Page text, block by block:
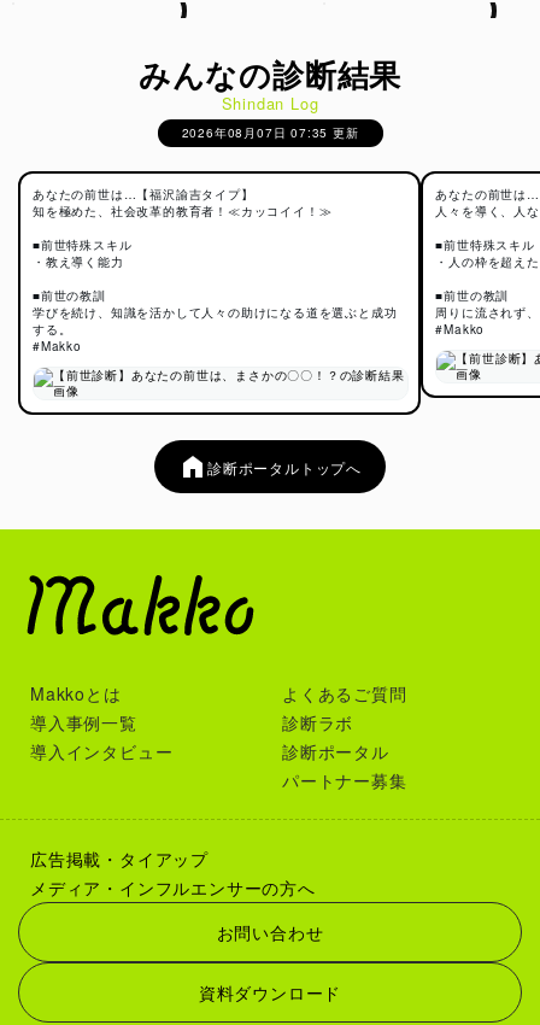
みんなの診断結果
Shindan Log
2026年08月07日 07:35 更新
あなたの前世は…【福沢諭吉タイプ】
知を極めた、社会改革的教育者！≪カッコイイ！≫
■前世特殊スキル
・教え導く能力
■前世の教訓
学びを続け、知識を活かして人々の助けになる道を選ぶと成功
する。
あなたの前世は
人々を導く、人
■前世特殊スキル
・人の枠を超え
■前世の教訓
周りに流されず
診断ポータルトップへ
Makkoとは
導入事例一覧
導入インタビュー
よくあるご質問
診断ラボ
診断ポータル
パートナー募集
広告掲載・タイアップ
メディア・インフルエンサーの方へ
お問い合わせ
資料ダウンロード